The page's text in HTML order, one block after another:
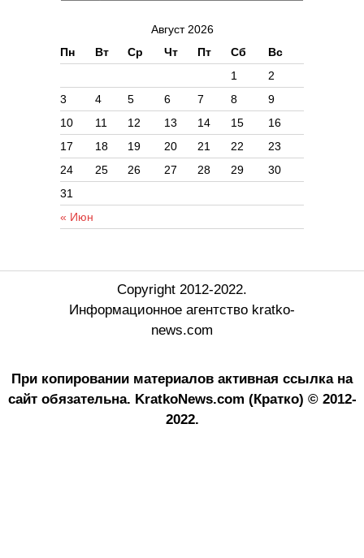
Август 2026
Пн
Вт Ср Чт Пт Сб Вс
« Июн
1
2
3
4 5 6 7 8
9
10
11 12 13 14 15
16
17
18 19 20 21 22
23
24
25 26 27 28 29
30
31
Copyright 2012-2022.
Информационное агентство kratko-
news.com
При копировании материалов активная ссылка на
сайт обязательна. KratkoNews.com (Кратко) © 2012-
2022.